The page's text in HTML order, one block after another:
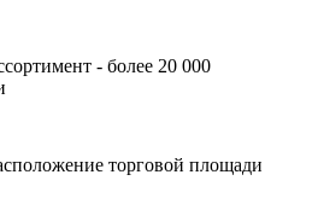
- более 20 000
торговой площади